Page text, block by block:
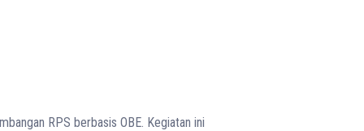
RPS berbasis OBE. Kegiatan ini